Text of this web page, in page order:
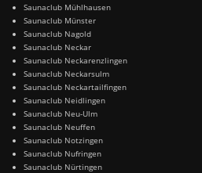
Saunaclub Mühlhausen
Saunaclub Münster
Saunaclub Nagold
Saunaclub Neckar
Saunaclub Neckarenzlingen
Saunaclub Neckarsulm
Saunaclub Neckartailfingen
Saunaclub Neidlingen
Saunaclub Neu-Ulm
Saunaclub Neuffen
Saunaclub Notzingen
Saunaclub Nufringen
Saunaclub Nürtingen